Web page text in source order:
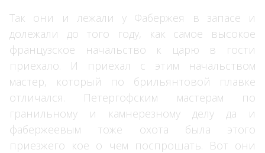
Так они и лежали у Фабержея в запасе и
долежали до того году, как самое высокое
французское начальство к царю в гости
приехало. И приехал с этим начальством
мастер, который по брильянтовой плавке
отличался. Петергофским мастерам по
гранильному и камнерезному делу да и
фабержеевым тоже охота была этого
приезжего кое о чем поспрошать. Вот они
×